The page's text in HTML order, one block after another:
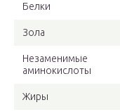
Белки
Зола
Незаменимые
аминокислоты
Жиры